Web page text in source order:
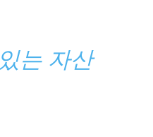
는 자산